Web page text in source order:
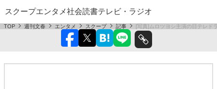
スクープエンタメ社会読書テレビ・ラジオ
TOP 週刊文春 エンタメ スクープ 記事 [写真]ムロツヨシ主演の日テレド